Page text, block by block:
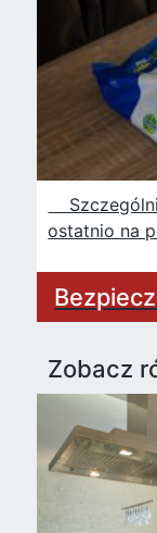
ostatnio na
Zobacz